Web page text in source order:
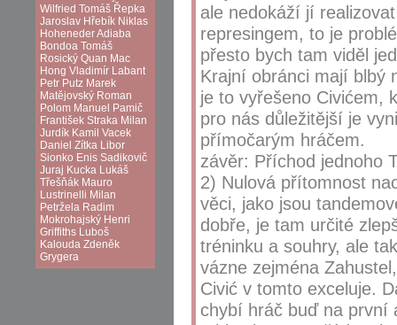
ale nedokáží jí
represingem, to je
přesto bych tam viděl
Krajní obránci mají blbý
je to vyřešeno Civićem,
pro nás důležitější je
přímočarým hráčem.
závěr: Příchod jednoho
2) Nulová přítomnost
věci, jako jsou
dobře, je tam určité
tréninku a souhry, ale
vázne zejména
Civić v tomto exceluje.
chybí hráč buď na první
Wilfried Tomáš Řepka
Jaroslav Hřebík Niklas
HohenederAdiaba
Bondoa Tomáš
Rosický Quan Mac
Hong Vladimír Labant
Petr Putz Marek
Matějovský Roman
Polom Manuel Pamič
František Straka Milan
Jurdík Kamil Vacek
Daniel Zítka Libor
Sionko Enis Sadikovič
Juraj Kucka Lukáš
Třešňák Mauro
Lustrinelli Milan
Petržela Radim
Mokrohajský Henri
Griffiths Luboš
Kalouda Zdeněk
Grygera